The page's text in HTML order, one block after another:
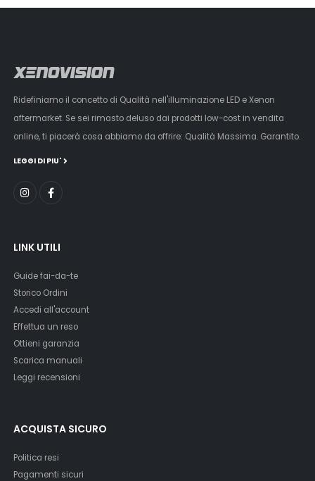
Ridefiniamo il concetto di Qualità nell'illuminazione LED e Xenon
aftermarket. Se sei rimasto deluso dai prodotti low-cost in vendita
online, ti piacerà cosa abbiamo da offrire: Qualità Massima. Garantito.
LEGGI DI PIU'
LINK UTILI
Guide fai-da-te
Storico Ordini
Accedi all'account
Effettua un reso
Ottieni garanzia
Scarica manuali
Leggi recensioni
ACQUISTA SICURO
Politica resi
Pagamenti sicuri